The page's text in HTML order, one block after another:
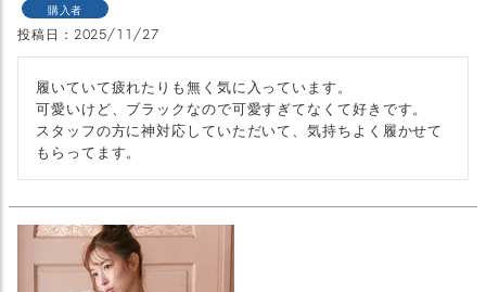
購入者
投稿日 2025/11/27
履いていて疲れたりも無く気に入っています。
可愛いけど、ブラックなので可愛すぎてなくて好きです。
スタッフの方に神対応していただいて、気持ちよく履かせて
もらってます。